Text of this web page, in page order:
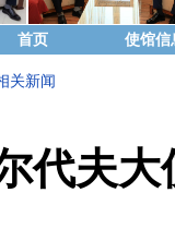
首页 使馆信
关新闻
代夫大